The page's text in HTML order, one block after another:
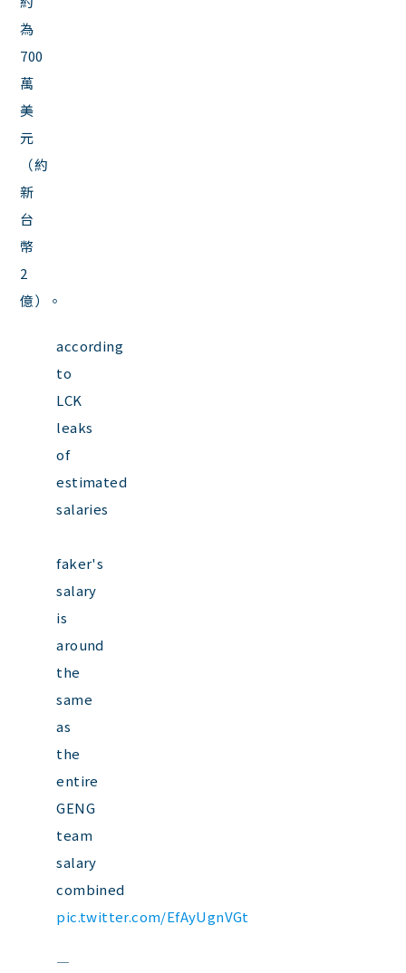
為
700
萬
美
元
（約
新
台
幣
2
億）。
according
to
LCK
leaks
of
estimated
salaries
faker's
salary
is
around
the
same
as
the
entire
GENG
team
salary
combined
pic.twitter.com/EfAyUgnVGt
—